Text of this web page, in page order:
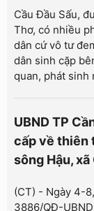
Cầu Đầu Sấu,
Thơ, có nhiều
dân cứ vô tư
dân sinh cặp
quan, phát sinh
UBND TP
cấp về thiên
sông Hậu, xã
(CT) - Ngày 4-
3886/QĐ-